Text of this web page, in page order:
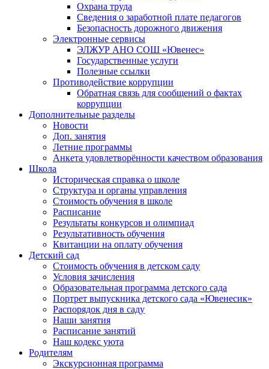
Охрана труда
Сведения о заработной плате педагогов
Безопасность дорожного движения
Электронные сервисы
ЭЛЖУР АНО СОШ «Ювенес»
Государственные услуги
Полезные ссылки
Противодействие коррупции
Обратная связь для сообщений о фактах
коррупции
Дополнительные разделы
Новости
Доп. занятия
Летние программы
Анкета удовлетворённости качеством образования
Школа
Историческая справка о школе
Структура и органы управления
Стоимость обучения в школе
Расписание
Результаты конкурсов и олимпиад
Результативность обучения
Квитанции на оплату обучения
Детский сад
Стоимость обучения в детском саду
Условия зачисления
Образовательная программа детского сада
Портрет выпускника детского сада «Ювенесик»
Распорядок дня в саду
Наши занятия
Расписание занятий
Наш кодекс уюта
Родителям
Экскурсионная программа